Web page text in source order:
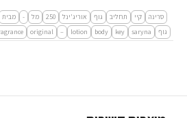
סרינה קיי תחליב גוף אוריג'ינל 250 מל - מבית
גוף
saryna
key
body
lotion
–
original